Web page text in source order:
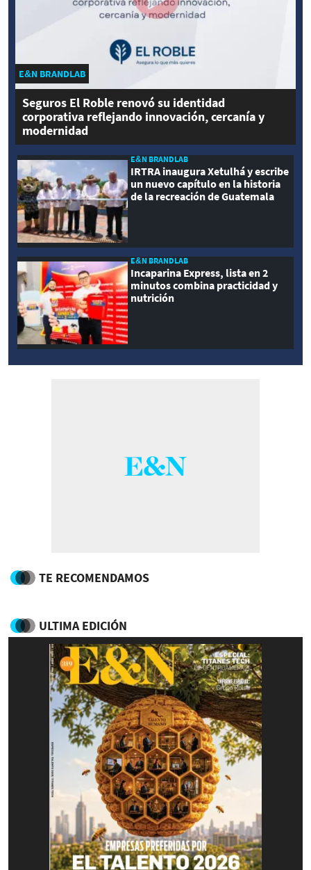
E&N BRANDLAB
Seguros El Roble renovó su identidad
corporativa reflejando innovación, cercanía y
modernidad
E&N BRANDLAB
IRTRA inaugura Xetulhá y escribe
un nuevo capítulo en la historia
de la recreación de Guatemala
E&N BRANDLAB
Incaparina Express, lista en 2
minutos combina practicidad y
nutrición
TE RECOMENDAMOS
ULTIMA EDICIÓN